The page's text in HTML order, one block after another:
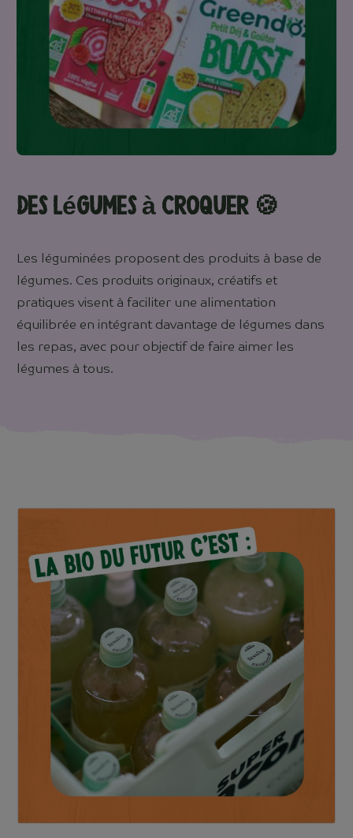
Des légumes à croquer 🍪
Les léguminées proposent des produits à base de
légumes. Ces produits originaux, créatifs et
pratiques visent à faciliter une alimentation
équilibrée en intégrant davantage de légumes dans
les repas, avec pour objectif de faire aimer les
légumes à tous.